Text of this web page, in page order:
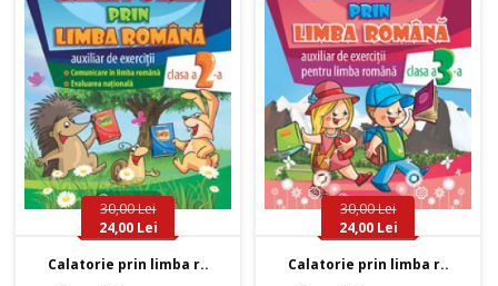
30,00 Lei
24,00 Lei
Calatorie prin limba r..
30,00 Lei
24,00 Lei
Calatorie prin limba r..